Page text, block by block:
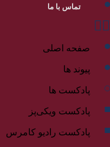
تماس با ما
صفحه اصلی
پیوند ها
پادکست ها
پادکست ویکی‌پز
پادکست رادیو کامرس